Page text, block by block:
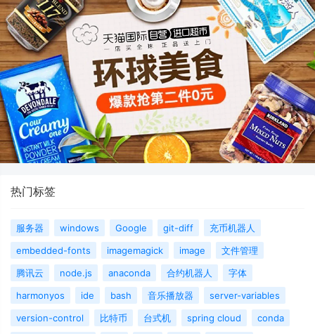
热门标签
服务器 windows Google git-diff
充币机器人
embedded-fonts
imagemagick image
文件管理
腾讯云
node.js anaconda 合约机器人
字体
harmonyos
ide bash 音乐播放器
server-variables
version-control
比特币 台式机 spring cloud
conda